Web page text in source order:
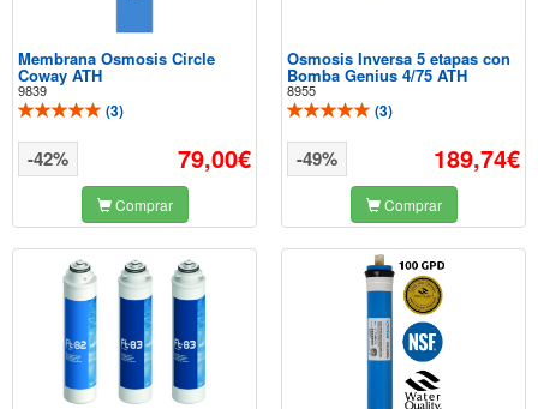
Membrana Osmosis Circle
Coway ATH
9839
(3)
79,00€
-42%
Comprar
Osmosis Inversa 5 etapas con
Bomba Genius 4/75 ATH
8955
(3)
189,74€
-49%
Comprar